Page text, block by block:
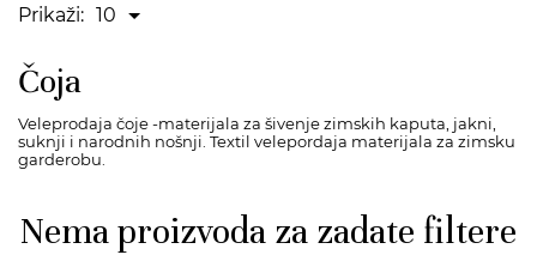
Prikaži: 10
Čoja
Veleprodaja čoje -materijala za šivenje zimskih kaputa, jakni,
suknji i narodnih nošnji. Textil velepordaja materijala za zimsku
garderobu.
Nema proizvoda za zadate filtere